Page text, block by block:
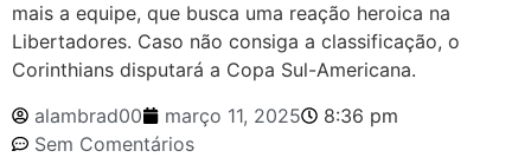
mais a equipe, que busca uma reação heroica na
Libertadores. Caso não consiga a classificação, o
Corinthians disputará a Copa Sul-Americana.
alambrad00
março 11, 2025
8:36 pm
Sem Comentários